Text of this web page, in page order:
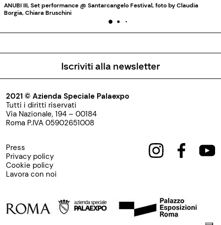
ANUBI III, Set performance @ Santarcangelo Festival, foto by Claudia
Borgia, Chiara Bruschini
Iscriviti alla newsletter
2021 © Azienda Speciale Palaexpo
Tutti i diritti riservati
Via Nazionale, 194 – 00184
Roma P.IVA 05902651008
Press
Privacy policy
Cookie policy
Lavora con noi